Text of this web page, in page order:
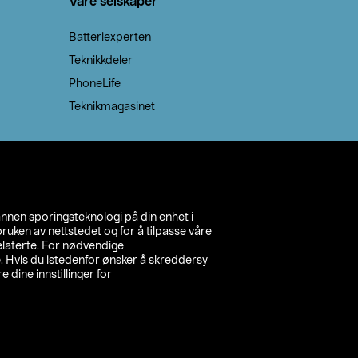
sporingsteknologi på din enhet i
av nettstedet og for å tilpasse våre
For nødvendige
Hvis du istedenfor ønsker å skreddersy
dine innstillinger for
Batteriexperten
Teknikkdeler
PhoneLife
Teknikmagasinet